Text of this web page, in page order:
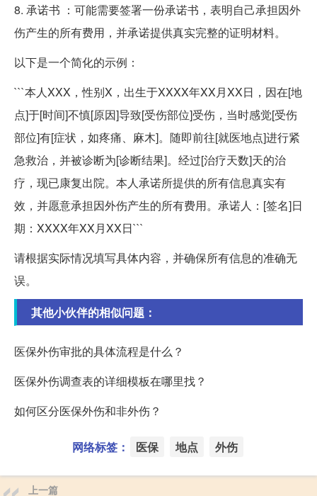
8. 承诺书 ：可能需要签署一份承诺书，表明自己承担因外
伤产生的所有费用，并承诺提供真实完整的证明材料。
以下是一个简化的示例：
```本人XXX，性别X，出生于XXXX年XX月XX日，因在[地
点]于[时间]不慎[原因]导致[受伤部位]受伤，当时感觉[受伤
部位]有[症状，如疼痛、麻木]。随即前往[就医地点]进行紧
急救治，并被诊断为[诊断结果]。经过[治疗天数]天的治
疗，现已康复出院。本人承诺所提供的所有信息真实有
效，并愿意承担因外伤产生的所有费用。承诺人：[签名]日
期：XXXX年XX月XX日```
请根据实际情况填写具体内容，并确保所有信息的准确无
误。
其他小伙伴的相似问题：
医保外伤审批的具体流程是什么？
医保外伤调查表的详细模板在哪里找？
如何区分医保外伤和非外伤？
网络标签： 医保 地点 外伤
上一篇